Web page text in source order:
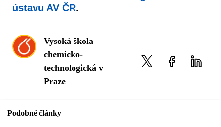
ústavu AV ČR.
Vysoká škola
chemicko-
technologická v
Praze
Podobné články